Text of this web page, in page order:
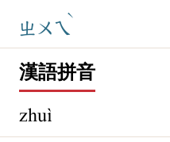
ㄓㄨㄟ
ˋ
漢語拼音
zhuì